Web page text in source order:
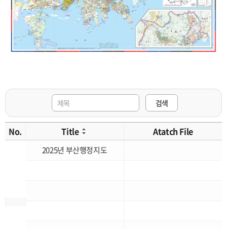
검색
No. Title Atatch File
2025년 부산행정지도